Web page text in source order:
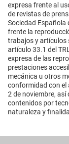
expresa frente al
de revistas de
Sociedad Española
frente la
trabajos y artículos
artículo 33.1 del
expresa de las
prestaciones
mecánica u otros
conformidad con el
2 de noviembre,
contenidos por
naturaleza y